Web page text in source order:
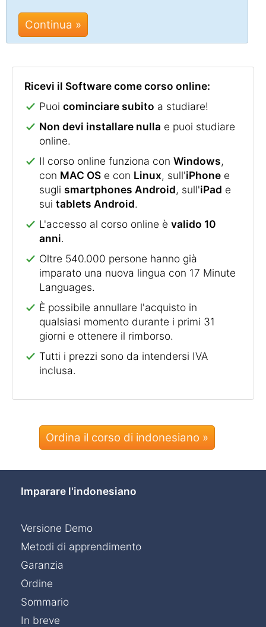
Continua »
Ricevi il Software come corso online:
Puoi cominciare subito a studiare!
Non devi installare nulla e puoi studiare
online.
Il corso online funziona con Windows,
con MAC OS e con Linux, sull'iPhone e
sugli smartphones Android, sull'iPad e
sui tablets Android.
L'accesso al corso online è valido 10
anni.
Oltre 540.000 persone hanno già
imparato una nuova lingua con 17 Minute
Languages.
È possibile annullare l'acquisto in
qualsiasi momento durante i primi 31
giorni e ottenere il rimborso.
Tutti i prezzi sono da intendersi IVA
inclusa.
Ordina il corso di indonesiano »
Imparare l'indonesiano
Versione Demo
Metodi di apprendimento
Garanzia
Ordine
Sommario
In breve